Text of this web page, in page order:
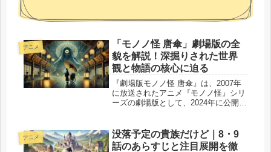
アニメ
「モノノ怪 唐傘」劇場版の全
貌を解説！深掘りされた世界
観と物語の核心に迫る
『劇場版モノノ怪 唐傘』は、2007年
に放送されたアニメ『モノノ怪』シリ
ーズの劇場版として、2024年に公開さ
話題を呼び、ファンの間で高い評価を
得ています。本作の舞台は、男...
アニメ
没落予定の貴族だけど｜8・9
話のあらすじと注目展開を徹